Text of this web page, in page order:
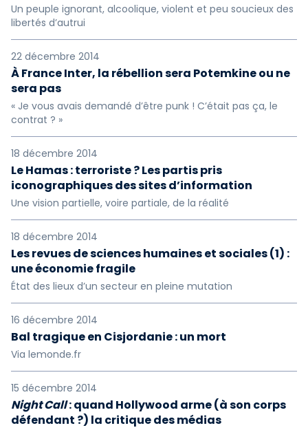
Un peuple ignorant, alcoolique, violent et peu soucieux des
libertés d’autrui
22 décembre 2014
À France Inter, la rébellion sera Potemkine ou ne
sera pas
« Je vous avais demandé d’être punk ! C’était pas ça, le
contrat ? »
18 décembre 2014
Le Hamas : terroriste ? Les partis pris
iconographiques des sites d’information
Une vision partielle, voire partiale, de la réalité
18 décembre 2014
Les revues de sciences humaines et sociales (1) :
une économie fragile
État des lieux d’un secteur en pleine mutation
16 décembre 2014
Bal tragique en Cisjordanie : un mort
Via lemonde.fr
15 décembre 2014
Night Call: quand Hollywood arme (à son corps
défendant ?) la critique des médias